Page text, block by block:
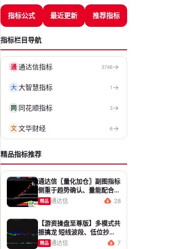
指标公式 最近更新 推荐指标
指标栏目导航
通 通达信指标 3746→
大 大智慧指标 1→
同 同花顺指标 3→
文 文华财经 6→
精品指标推荐
通达信〖量化加仓〗副图指标
侧重于趋势确认、量能配合与
高低位反转信号 源码 贴图
精品 通达信 28
【游资操盘至尊版】多模式共
振擒龙 短线波段、低位抄
底、游资启动行情量身打造
精品 通达信 7